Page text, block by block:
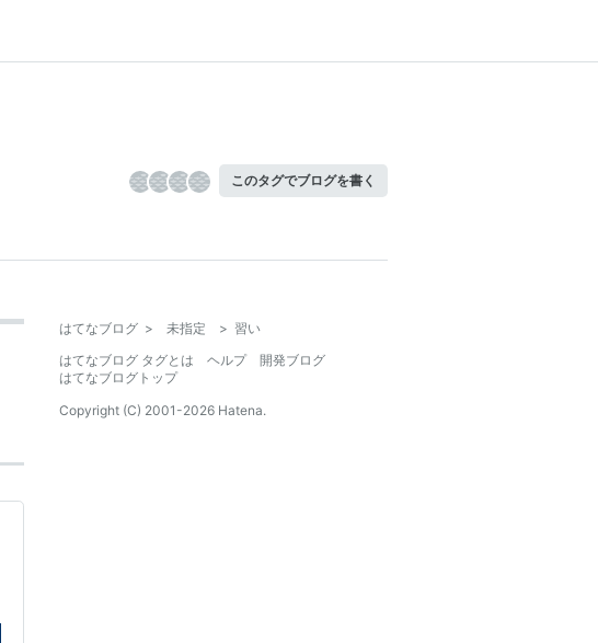
このタグでブログを書く
はてなブログ > 未指定 > 習い
はてなブログ タグとは
ヘルプ
開発ブログ
はてなブログトップ
Copyright (C) 2001-2026 Hatena.